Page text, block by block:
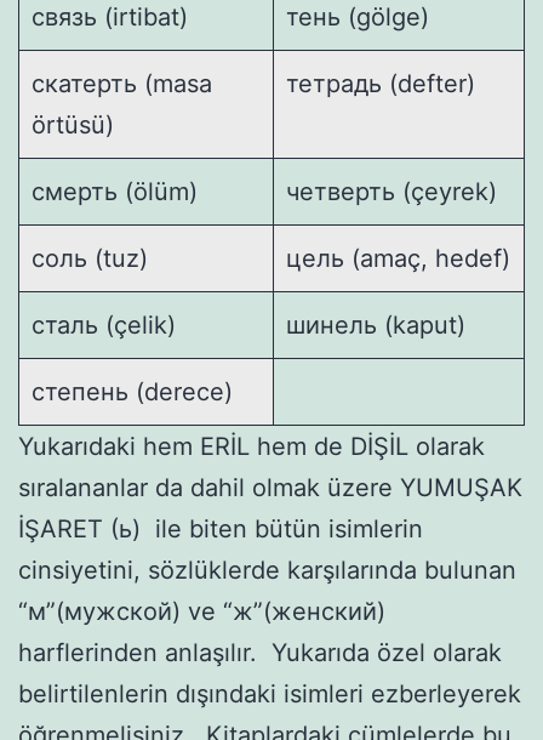
связь (irtibat) тень (gölge)
скатерть (masa
örtüsü)
тетрадь (defter)
смерть (ölüm) четверть (çeyrek)
соль (tuz) цель (amaç, hedef)
сталь (çelik) шинель (kaput)
степень (derece)
Yukarıdaki hem ERİL hem de DİŞİL olarak
sıralananlar da dahil olmak üzere YUMUŞAK
İŞARET (ь) ile biten bütün isimlerin
cinsiyetini, sözlüklerde karşılarında bulunan
“м”(мужской) ve “ж”(женский)
harflerinden anlaşılır. Yukarıda özel olarak
belirtilenlerin dışındaki isimleri ezberleyerek